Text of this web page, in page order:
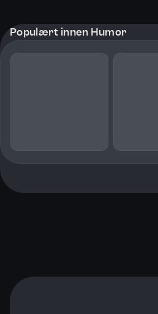
Populært innen Humor